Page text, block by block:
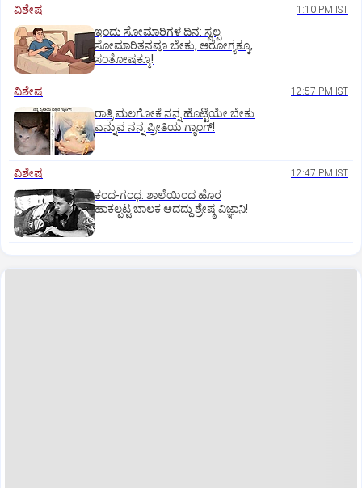
ವಿಶೇಷ 1:10 PM IST
ಇಂದು ಸೋಮಾರಿಗಳ ದಿನ: ಸ್ವಲ್ಪ
ಸೋಮಾರಿತನವೂ ಬೇಕು, ಆರೋಗ್ಯಕ್ಕೂ,
ಸಂತೋಷಕ್ಕೂ!
ವಿಶೇಷ 12:57 PM IST
ರಾತ್ರಿ ಮಲಗೋಕೆ ನನ್ನ ಹೊಟ್ಟೆಯೇ ಬೇಕು
ಎನ್ನುವ ನನ್ನ ಪ್ರೀತಿಯ ಗ್ಯಾಂಗ್!
ವಿಶೇಷ 12:47 PM IST
ಕಂದ-ಗಂಧ: ಶಾಲೆಯಿಂದ ಹೊರ
ಹಾಕಲ್ಪಟ್ಟ ಬಾಲಕ ಆದದ್ದು ಶ್ರೇಷ್ಠ ವಿಜ್ಞಾನಿ!